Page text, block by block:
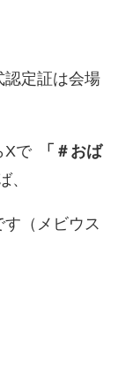
定証は会場
Xで
「＃おば
、
（メビウス